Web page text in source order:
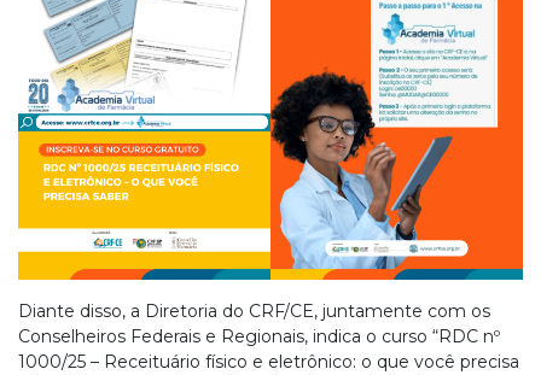
Diante disso, a Diretoria do CRF/CE, juntamente com os
Conselheiros Federais e Regionais, indica o curso “RDC nº
1000/25 – Receituário físico e eletrônico: o que você precisa